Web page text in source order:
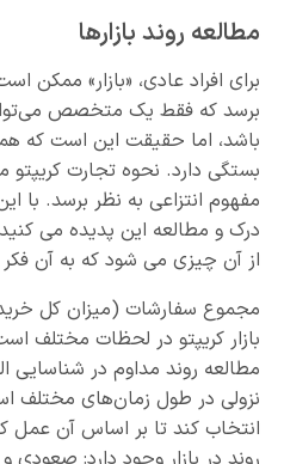
مطالعه روند بازارها
برای افراد عادی، «بازار» ممکن
برسد که فقط یک متخصص
باشد، اما حقیقت این است که
بستگی دارد. نحوه تجارت
مفهوم انتزاعی به نظر برسد. با
درک و مطالعه این پدیده می
از آن چیزی می شود که به آن
مجموع سفارشات (میزان کل
بازار کریپتو در لحظات مختلف
مطالعه روند مداوم در شناسایی
نزولی در طول زمان‌های مختلف
انتخاب کند تا بر اساس آن عمل